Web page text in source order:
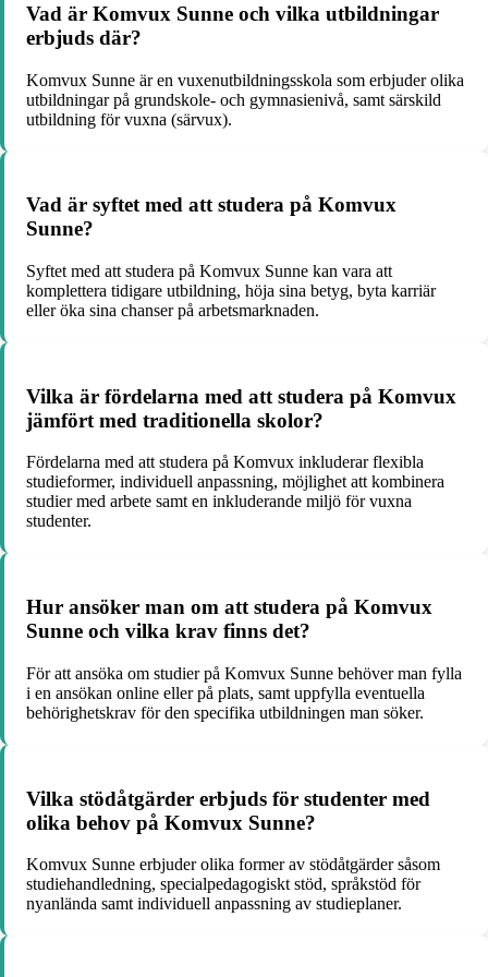
Vad är Komvux Sunne och vilka utbildningar
erbjuds där?
Komvux Sunne är en vuxenutbildningsskola som erbjuder olika
utbildningar på grundskole- och gymnasienivå, samt särskild
utbildning för vuxna (särvux).
Vad är syftet med att studera på Komvux
Sunne?
Syftet med att studera på Komvux Sunne kan vara att
komplettera tidigare utbildning, höja sina betyg, byta karriär
eller öka sina chanser på arbetsmarknaden.
Vilka är fördelarna med att studera på Komvux
jämfört med traditionella skolor?
Fördelarna med att studera på Komvux inkluderar flexibla
studieformer, individuell anpassning, möjlighet att kombinera
studier med arbete samt en inkluderande miljö för vuxna
studenter.
Hur ansöker man om att studera på Komvux
Sunne och vilka krav finns det?
För att ansöka om studier på Komvux Sunne behöver man fylla
i en ansökan online eller på plats, samt uppfylla eventuella
behörighetskrav för den specifika utbildningen man söker.
Vilka stödåtgärder erbjuds för studenter med
olika behov på Komvux Sunne?
Komvux Sunne erbjuder olika former av stödåtgärder såsom
studiehandledning, specialpedagogiskt stöd, språkstöd för
nyanlända samt individuell anpassning av studieplaner.